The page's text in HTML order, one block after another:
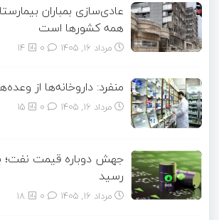
عادی‌سازی بمباران
همه کشورها است
مرداد ۱۶, ۱۴۰۵ 14
منفرد: داروخانه‌ها از
مرداد ۱۶, ۱۴۰۵ 15
رسید
مرداد ۱۶, ۱۴۰۵ 18